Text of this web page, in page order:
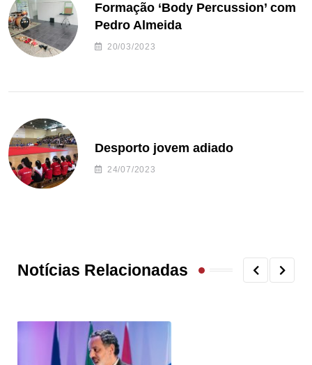
Formação ‘Body Percussion’ com
Pedro Almeida
20/03/2023
Desporto jovem adiado
24/07/2023
Notícias Relacionadas